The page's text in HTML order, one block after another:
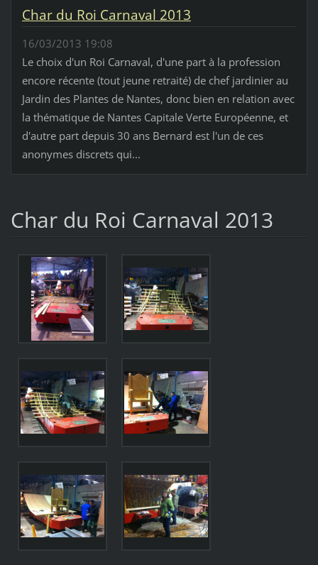
Char du Roi Carnaval 2013
16/03/2013 19:08
Le choix d'un Roi Carnaval, d'une part à la profession
encore récente (tout jeune retraité) de chef jardinier au
Jardin des Plantes de Nantes, donc bien en relation avec
la thématique de Nantes Capitale Verte Européenne, et
d'autre part depuis 30 ans Bernard est l'un de ces
anonymes discrets qui...
Char du Roi Carnaval 2013